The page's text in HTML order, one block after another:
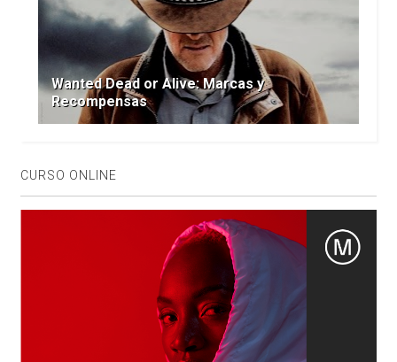
Wanted Dead or Alive: Marcas y
Recompensas
CURSO ONLINE